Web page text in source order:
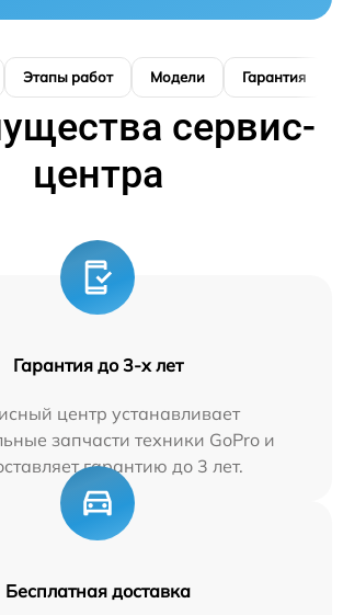
Этапы работ Модели Гарантия
сервис-
центра
Гарантия до 3-х лет
центр устанавливает
запчасти техники GoPro и
гарантию до 3 лет.
Бесплатная доставка